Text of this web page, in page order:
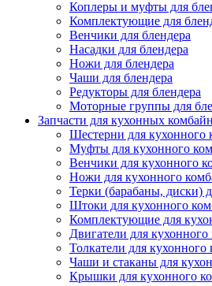
Коплеры и муфты для
Комплектующие для
Венчики для блендера
Насадки для блендера
Ножи для блендера
Чаши для блендера
Редукторы для блендера
Моторные группы для
Запчасти для кухонных
Шестерни для кухонного
Муфты для кухонного
Венчики для кухонного
Ножи для кухонного
Терки (барабаны, диски)
Штоки для кухонного
Комплектующие для
Двигатели для кухонного
Толкатели для кухонного
Чаши и стаканы для
Крышки для кухонного